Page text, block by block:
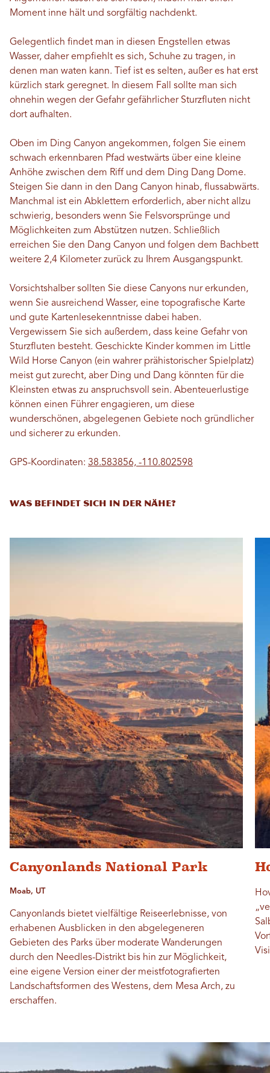
Moment inne hält und sorgfältig nachdenkt.
Gelegentlich findet man in diesen Engstellen etwas
Wasser, daher empfiehlt es sich, Schuhe zu tragen, in
denen man waten kann. Tief ist es selten, außer es hat erst
kürzlich stark geregnet. In diesem Fall sollte man sich
ohnehin wegen der Gefahr gefährlicher Sturzfluten nicht
dort aufhalten.
Oben im Ding Canyon angekommen, folgen Sie einem
schwach erkennbaren Pfad westwärts über eine kleine
Anhöhe zwischen dem Riff und dem Ding Dang Dome.
Steigen Sie dann in den Dang Canyon hinab, flussabwärts.
Manchmal ist ein Abklettern erforderlich, aber nicht allzu
schwierig, besonders wenn Sie Felsvorsprünge und
Möglichkeiten zum Abstützen nutzen. Schließlich
erreichen Sie den Dang Canyon und folgen dem Bachbett
weitere 2,4 Kilometer zurück zu Ihrem Ausgangspunkt.
Vorsichtshalber sollten Sie diese Canyons nur erkunden,
wenn Sie ausreichend Wasser, eine topografische Karte
und gute Kartenlesekenntnisse dabei haben.
Vergewissern Sie sich außerdem, dass keine Gefahr von
Sturzfluten besteht. Geschickte Kinder kommen im Little
Wild Horse Canyon (ein wahrer prähistorischer Spielplatz)
meist gut zurecht, aber Ding und Dang könnten für die
Kleinsten etwas zu anspruchsvoll sein. Abenteuerlustige
können einen Führer engagieren, um diese
wunderschönen, abgelegenen Gebiete noch gründlicher
und sicherer zu erkunden.
GPS-Koordinaten: 38.583856, -110.802598
WAS BEFINDET SICH IN DER NÄHE?
Canyonlands National Park
Moab, UT
Canyonlands bietet vielfältige Reiseerlebnisse, von
erhabenen Ausblicken in den abgelegeneren
Gebieten des Parks über moderate Wanderungen
durch den Needles-Distrikt bis hin zur Möglichkeit,
eine eigene Version einer der meistfotografierten
Landschaftsformen des Westens, dem Mesa Arch, zu
erschaffen.